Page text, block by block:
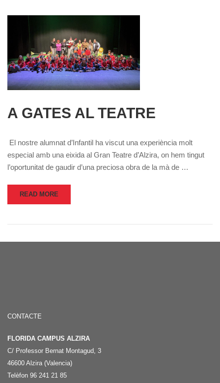
A GATES AL TEATRE
El nostre alumnat d’Infantil ha viscut una experiència molt
especial amb una eixida al Gran Teatre d’Alzira, on hem tingut
l’oportunitat de gaudir d’una preciosa obra de la mà de …
READ MORE
CONTACTE
FLORIDA CAMPUS ALZIRA
C/ Professor Bernat Montagud, 3
46600 Alzira (Valencia)
Telèfon 96 241 21 85